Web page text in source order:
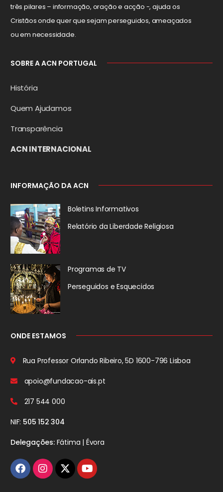
três pilares – informação, oração e acção -, ajuda os
Cristãos onde quer que sejam perseguidos, ameaçados
ou em necessidade.
SOBRE A ACN PORTUGAL
História
Quem Ajudamos
Transparência
ACN INTERNACIONAL
INFORMAÇÃO DA ACN
Boletins Informativos
Relatório da Liberdade Religiosa
Programas de TV
Perseguidos e Esquecidos
ONDE ESTAMOS
Rua Professor Orlando Ribeiro, 5D 1600-796 Lisboa
apoio@fundacao-ais.pt
217 544 000
NIF: 505 152 304
Delegações:Fátima | Évora